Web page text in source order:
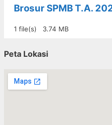
Brosur SPMB T.A.
1 file(s) 3.74 MB
Peta Lokasi